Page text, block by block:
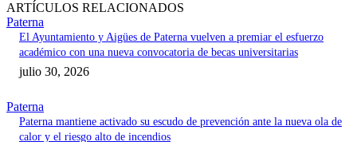
ARTÍCULOS RELACIONADOS
Paterna
El Ayuntamiento y Aigües de Paterna vuelven a premiar el esfuerzo
académico con una nueva convocatoria de becas universitarias
julio 30, 2026
Paterna
Paterna mantiene activado su escudo de prevención ante la nueva ola de
calor y el riesgo alto de incendios